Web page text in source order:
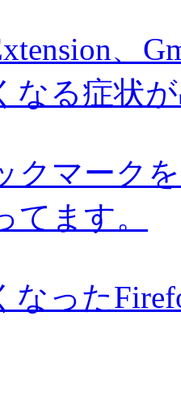
、
なる症状
クマーク
てます。
なった